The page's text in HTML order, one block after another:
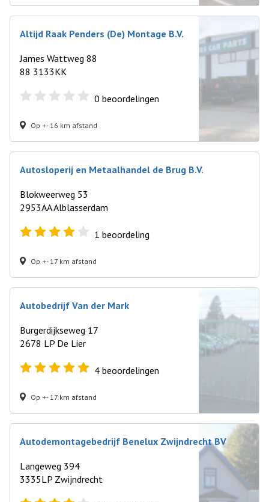
Altijd Raak Penders (De) Montage B.V.
James Wattweg 88
88 3133KK
0 beoordelingen
Op +- 16 km afstand
Autosloperij en Metaalhandel de Brug B.V.
Blokweerweg 53
2953AA Alblasserdam
1 beoordeling
Op +- 17 km afstand
Autobedrijf Van der Mark
Burgerdijkseweg 17
2678 LP De Lier
4 beoordelingen
Op +- 17 km afstand
Autodemontagebedrijf Benelux Zwijndrecht BV
Langeweg 394
3335LP Zwijndrecht